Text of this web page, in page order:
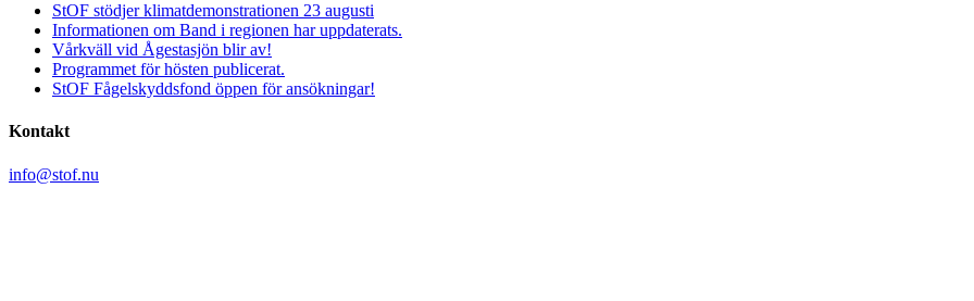
StOF stödjer klimatdemonstrationen 23 augusti
Informationen om Band i regionen har uppdaterats.
Vårkväll vid Ågestasjön blir av!
Programmet för hösten publicerat.
StOF Fågelskyddsfond öppen för ansökningar!
Kontakt
info@stof.nu